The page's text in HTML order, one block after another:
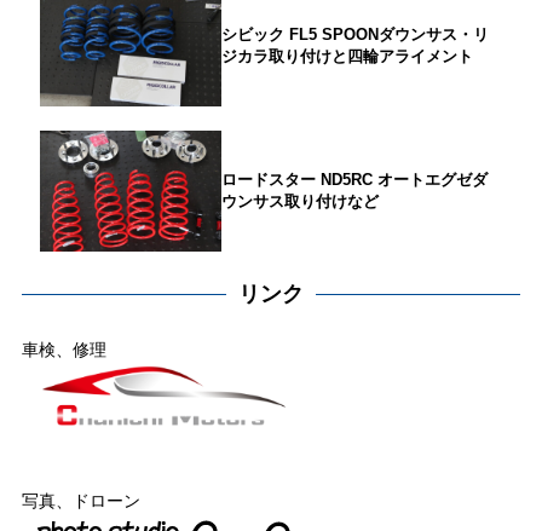
シビック FL5 SPOONダウンサス・リ
ジカラ取り付けと四輪アライメント
ロードスター ND5RC オートエグゼダ
ウンサス取り付けなど
リンク
車検、修理
写真、ドローン